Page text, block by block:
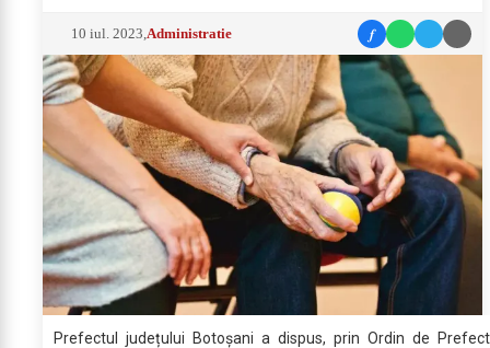
10 iul. 2023 Administratie f
Prefectul județului Botoșani a dispus, prin Ordin de